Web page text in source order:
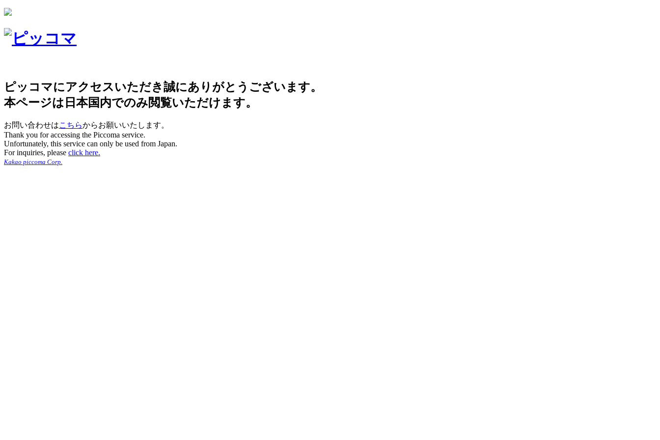
ピッコマにアクセスいただき誠にありがとうございます。
本ページは日本国内でのみ閲覧いただけます。
お問い合わせはこちらからお願いいたします。
Thank you for accessing the Piccoma service.
Unfortunately, this service can only be used from Japan.
For inquiries, please click here.
Kakao piccoma Corp.